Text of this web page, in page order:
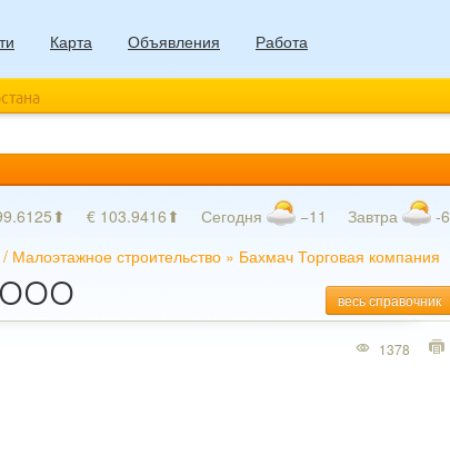
Карта Объявления Работа
€ 103.9416⬆ Сегодня −11 Завтра -6
/ Малоэтажное строительство » Бахмач Торговая компания
весь справочник
ООО
1378